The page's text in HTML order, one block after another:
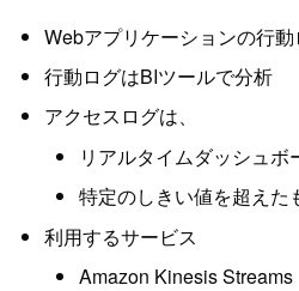
Webアプリケーションの行
行動ログはBIツールで分析
アクセスログは、
リアルタイムダッシュボ
特定のしきい値を超えた
利用するサービス
Amazon Kinesis Streams